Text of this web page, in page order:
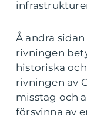
Å andra
rivningen
historiska
rivningen av
misstag och
försvinna av